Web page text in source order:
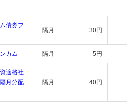
債券フ
隔月 30円
カム 隔月 5円
適格社
月分配
隔月 40円